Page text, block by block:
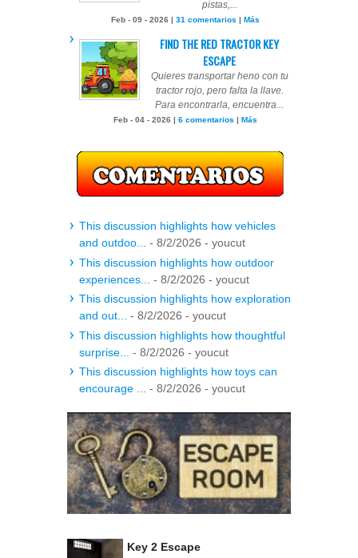
pistas,...
Feb - 09 - 2026 | 31 comentarios | Más
FIND THE RED TRACTOR KEY
ESCAPE
Quieres transportar heno con tu
tractor rojo, pero falta la llave.
Para encontrarla, encuentra...
Feb - 04 - 2026 | 6 comentarios | Más
This discussion highlights how vehicles
and outdoo... - 8/2/2026 - youcut
This discussion highlights how outdoor
experiences...
- 8/2/2026 - youcut
This discussion highlights how exploration
and out... - 8/2/2026 - youcut
This discussion highlights how thoughtful
surprise...
- 8/2/2026 - youcut
This discussion highlights how toys can
encourage ... - 8/2/2026 - youcut
Key 2 Escape